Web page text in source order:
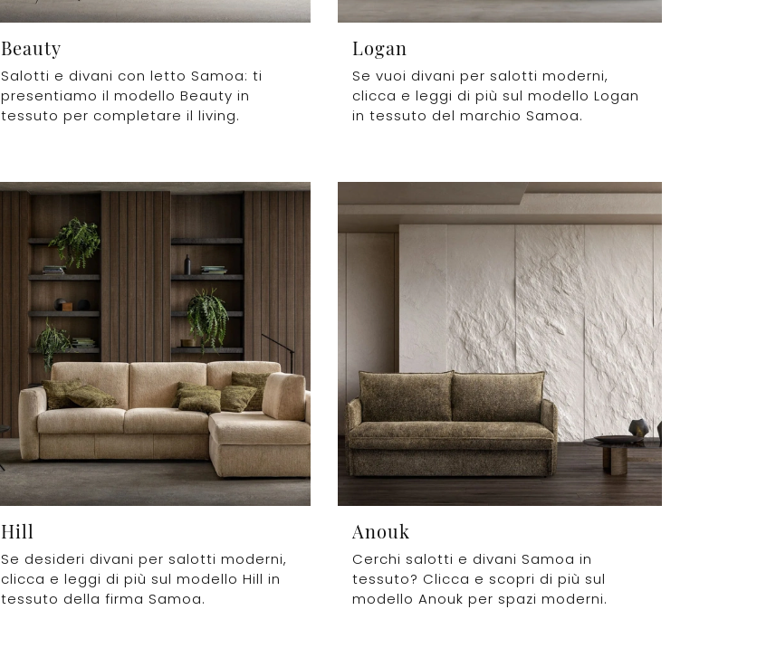
Beauty
Salotti e divani con letto Samoa: ti
presentiamo il modello Beauty in
tessuto per completare il living.
Logan
Se vuoi divani per salotti moderni,
clicca e leggi di più sul modello Logan
in tessuto del marchio Samoa.
Hill
Se desideri divani per salotti moderni,
clicca e leggi di più sul modello Hill in
tessuto della firma Samoa.
Anouk
Cerchi salotti e divani Samoa in
tessuto? Clicca e scopri di più sul
modello Anouk per spazi moderni.